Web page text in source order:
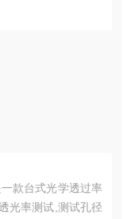
款台式光学透过率
光率测试,测试孔径